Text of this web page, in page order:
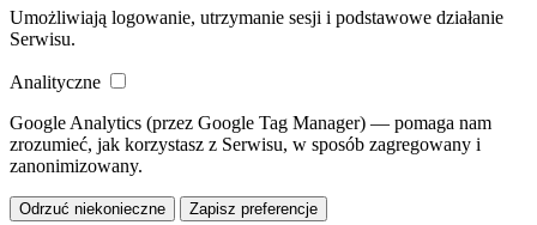
Umożliwiają logowanie, utrzymanie sesji i podstawowe działanie
Serwisu.
Analityczne
Google Analytics (przez Google Tag Manager) — pomaga nam
zrozumieć, jak korzystasz z Serwisu, w sposób zagregowany i
zanonimizowany.
Odrzuć niekonieczne Zapisz preferencje